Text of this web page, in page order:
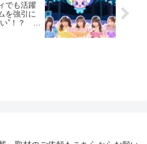
でも活躍
を強引に
い”！？ 塩